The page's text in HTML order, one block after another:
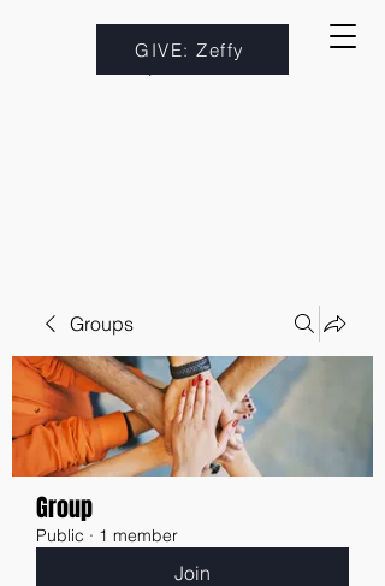
GIVE: Zeffy
Groups
Group
Public · 1 member
Join